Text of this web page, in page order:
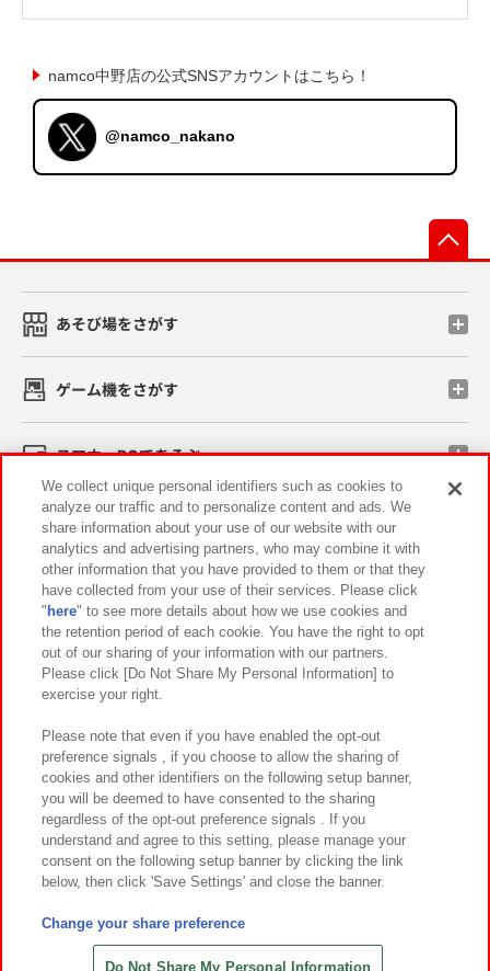
namco中野店の公式SNSアカウントはこちら！
@namco_nakano
あそび場をさがす
ゲーム機をさがす
スマホ・PCであそぶ
イベント・キャンペーン
関連会社 サステナビリティ サイトポリシー
プライバシーポリシー ウェブアクセシビリティ方針と検証結果
お取引先さまとともに
カスタマーハラスメント対応方針 よくあるご質問・お問い合わせ
©Bandai Namco Amusement Inc.
©Bandai Namco Amusement Lab Inc.
©HANAYASHIKI Co., Ltd. All Rights Reserved.
We collect unique personal identifiers such as cookies to
analyze our traffic and to personalize content and ads. We
share information about your use of our website with our
analytics and advertising partners, who may combine it with
other information that you have provided to them or that they
have collected from your use of their services. Please click
" here" to see more details about how we use cookies and
the retention period of each cookie. You have the right to opt
out of our sharing of your information with our partners.
Please click [Do Not Share My Personal Information] to
exercise your right.
Please note that even if you have enabled the opt-out
preference signals , if you choose to allow the sharing of
cookies and other identifiers on the following setup banner,
you will be deemed to have consented to the sharing
regardless of the opt-out preference signals . If you
understand and agree to this setting, please manage your
consent on the following setup banner by clicking the link
below, then click 'Save Settings' and close the banner.
Change your share preference
Do Not Share My Personal Information